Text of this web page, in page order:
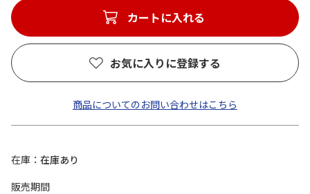
カートに入れる
お気に入りに登録する
商品についてのお問い合わせはこちら
在庫
在庫あり
販売期間